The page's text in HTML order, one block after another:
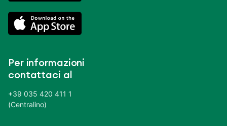
Per informazioni
contattaci al
+39 035 420 411 1
(Centralino)